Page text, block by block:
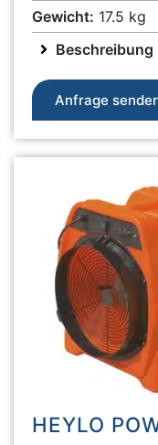
Gewicht: 17.5 kg
Beschreibung
Anfrage
HEYLO